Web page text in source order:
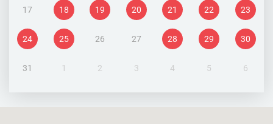
17 18 19 20 21 22 23
24 25 26 27 28 29 30
31 1 2 3 4 5 6